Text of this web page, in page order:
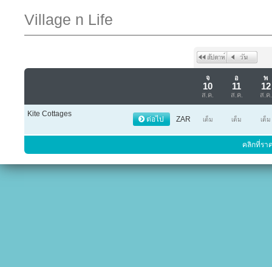
Village n Life
จ
10
ส.ค.
อ
11
ส.ค.
พ
12
ส.ค.
Kite Cottages
ต่อไป ZAR เต็ม เต็ม เต็ม
คลิกที่รา